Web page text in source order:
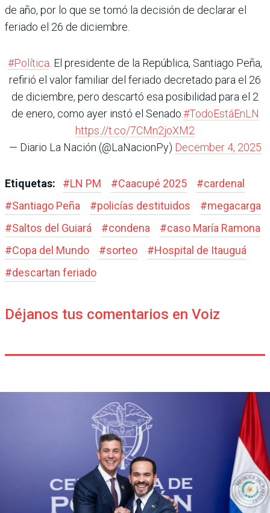
de año, por lo que se tomó la decisión de declarar el
feriado el 26 de diciembre.
#Política . El presidente de la República, Santiago Peña,
refirió el valor familiar del feriado decretado para el 26
de diciembre, pero descartó esa posibilidad para el 2
de enero, como ayer instó el Senado.#TodoEstáEnLN
https://t.co/7CMn2joXM2
— Diario La Nación (@LaNacionPy) December 4, 2025
Etiquetas: #LN PM #Caacupé 2025 #cardenal
#Santiago Peña #policías destituidos #megacarga
#Saltos del Guiará #condena #caso María Ramona
#Copa del Mundo #sorteo #Hospital de Itauguá
#descartan feriado
Déjanos tus comentarios en Voiz